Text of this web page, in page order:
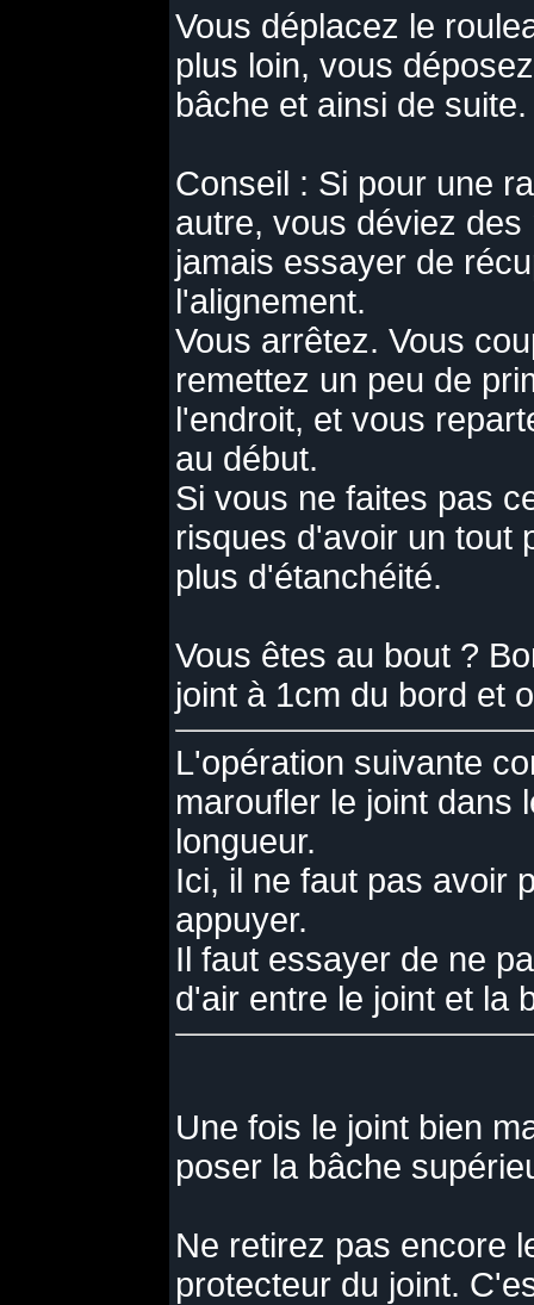
Vous déplacez le
plus loin, vous
bâche et ainsi de suite.
Conseil : Si pour une
autre, vous déviez des
jamais essayer de
l'alignement.
Vous arrêtez. Vous
remettez un peu de
l'endroit, et vous
au début.
Si vous ne faites pas
risques d'avoir un tout
plus d'étanchéité.
Vous êtes au bout ?
joint à 1cm du bord et
L'opération suivante
maroufler le joint dans
longueur.
Ici, il ne faut pas avoir
appuyer.
Il faut essayer de ne
d'air entre le joint et la
Une fois le joint bien
poser la bâche
Ne retirez pas encore
protecteur du joint.